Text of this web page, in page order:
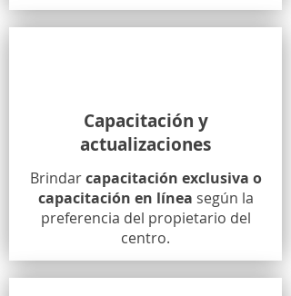
Capacitación y
actualizaciones
Brindarcapacitación exclusiva o
capacitación en línea según la
preferencia del propietario del
centro.